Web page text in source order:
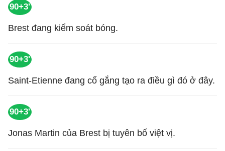
90+3'
Brest đang kiểm soát bóng.
90+3'
Saint-Etienne đang cố gắng tạo ra điều gì đó ở đây.
90+3'
Jonas Martin của Brest bị tuyên bố việt vị.